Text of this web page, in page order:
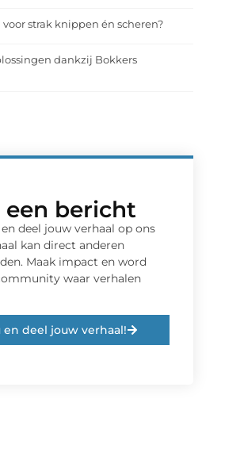
strak knippen én scheren?
dankzij Bokkers
een bericht
deel jouw verhaal op ons
kan direct anderen
Maak impact en word
waar verhalen
en deel jouw verhaal!